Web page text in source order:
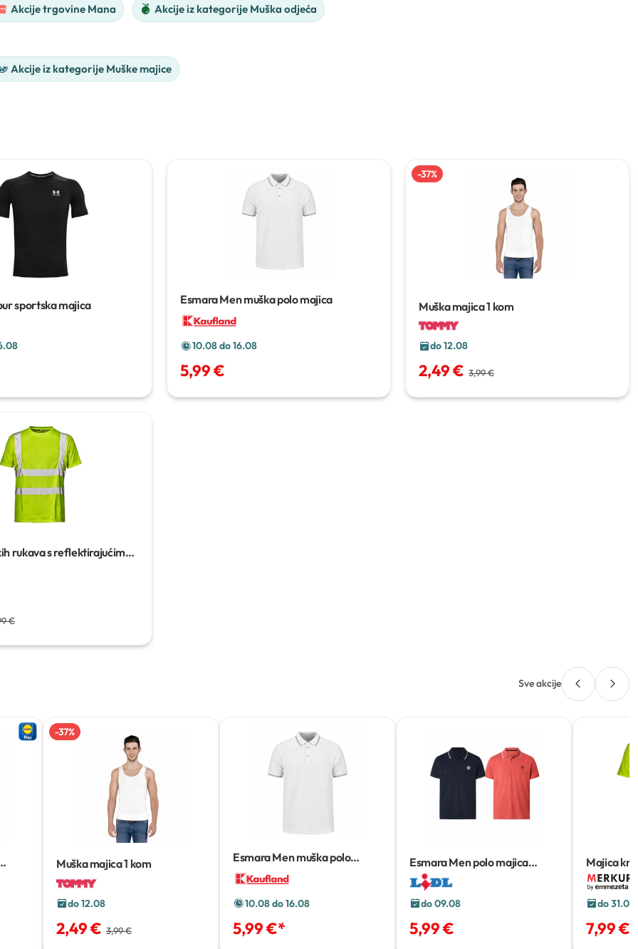
Akcije trgovine Mana Akcije iz kategorije Muška odjeća
Akcije iz kategorije Muške majice
sportska majica Esmara Men muška polo majica
10.08 do 16.08
5,99 €
-37%
Muška majica1 kom
do 12.08
2,49 € 3,99 €
rukava s reflektirajućim
€
Sve akcije
-37%
Muška majica1 kom
do 12.08
2,49 € 3,99 €
Esmara Men muška polo
10.08 do 16.08
5,99 €*
Esmara Men polo majica
Komad
do 09.08
5,99 €
Majica
do 31.08
7,99 €